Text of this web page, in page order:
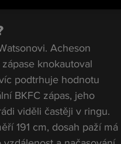
Acheson
knokautoval
podtrhuje hodnotu
BKFC zápas, jeho
viděli častěji v ringu.
191 cm, dosah paží má